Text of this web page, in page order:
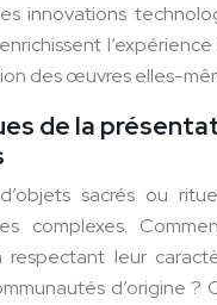
innovations
des œuvres elles-
de la
sacrés ou
complexes.
leur
d’origine ?